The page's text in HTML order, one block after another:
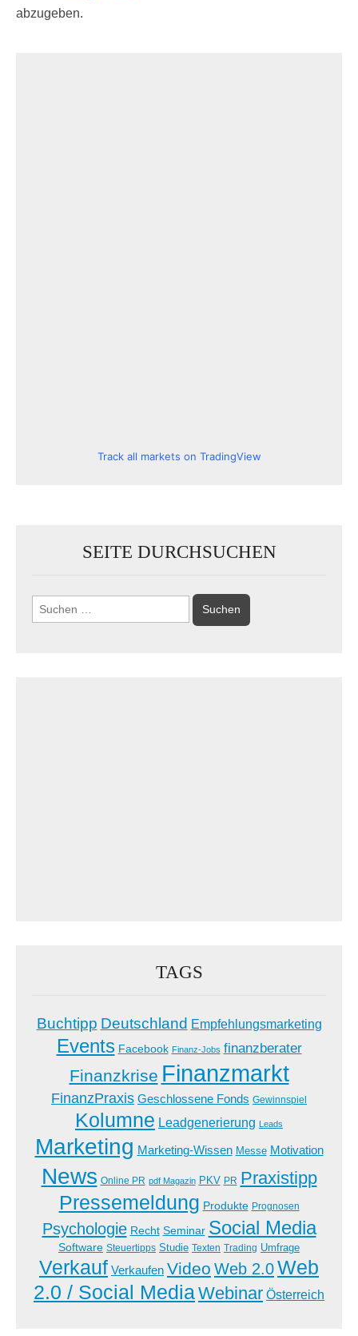
abzugeben.
Track all markets on TradingView
SEITE DURCHSUCHEN
Suchen
nach:
TAGS
Buchtipp Deutschland Empfehlungsmarketing
Events Facebook Finanz-Jobs finanzberater
Finanzkrise Finanzmarkt
FinanzPraxis Geschlossene Fonds Gewinnspiel
Kolumne Leadgenerierung Leads
Marketing Marketing-Wissen Messe Motivation
News Online PR pdf Magazin PKV PR Praxistipp
Pressemeldung Produkte Prognosen
Psychologie Recht Seminar Social Media
Software Steuertipps Studie Texten Trading Umfrage
Verkauf Verkaufen Video Web 2.0Web
2.0 / Social MediaWebinar Österreich